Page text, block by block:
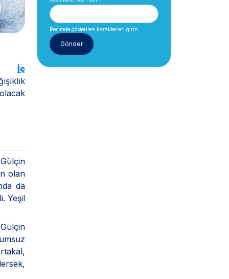
İç
olan
da
Yeşil
Resimde gösterilen karakterleri girin.